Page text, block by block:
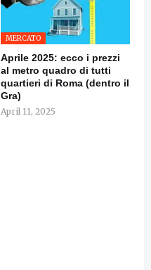
MERCATO
Aprile 2025: ecco i prezzi
al metro quadro di tutti
quartieri di Roma (dentro il
Gra)
April 11, 2025